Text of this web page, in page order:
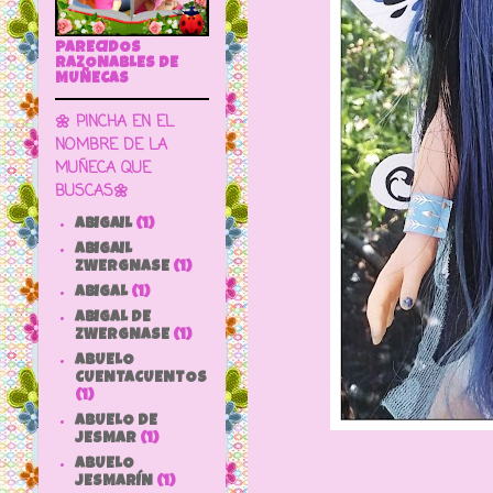
PARECIDOS
RAZONABLES DE
MUÑECAS
🌼 PINCHA EN EL
NOMBRE DE LA
MUÑECA QUE
BUSCAS🌼
ABIGAIL (1)
ABIGAIL
ZWERGNASE (1)
ABIGAL (1)
ABIGAL DE
ZWERGNASE (1)
ABUELO
CUENTACUENTOS
(1)
ABUELO DE
JESMAR (1)
ABUELO
JESMARÍN (1)